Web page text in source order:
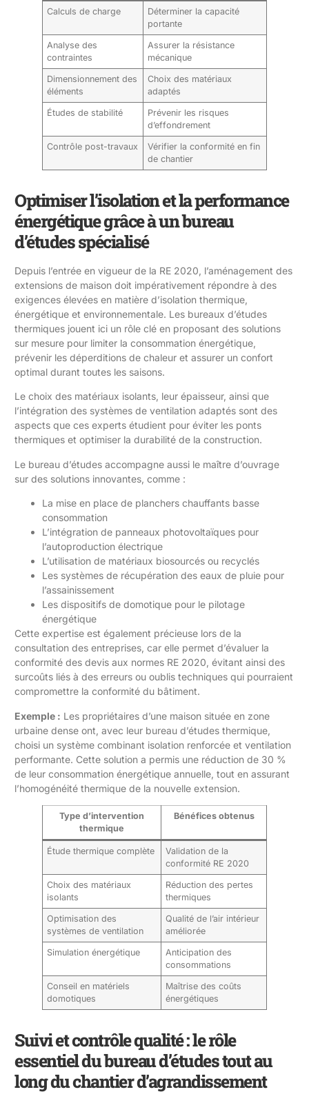
Calculs de charge
Déterminer la capacité
portante
Analyse des
contraintes
Assurer la résistance
mécanique
Dimensionnement des
éléments
Choix des matériaux
adaptés
Études de stabilité
Prévenir les risques
d’effondrement
Contrôle post-travaux
Vérifier la conformité en fin
de chantier
Optimiser l’isolation et la performance
énergétique grâce à un bureau
d’études spécialisé
Depuis l’entrée en vigueur de la RE 2020, l’aménagement des
extensions de maison doit impérativement répondre à des
exigences élevées en matière d’isolation thermique,
énergétique et environnementale. Les bureaux d’études
thermiques jouent ici un rôle clé en proposant des solutions
sur mesure pour limiter la consommation énergétique,
prévenir les déperditions de chaleur et assurer un confort
optimal durant toutes les saisons.
Le choix des matériaux isolants, leur épaisseur, ainsi que
l’intégration des systèmes de ventilation adaptés sont des
aspects que ces experts étudient pour éviter les ponts
thermiques et optimiser la durabilité de la construction.
Le bureau d’études accompagne aussi le maître d’ouvrage
sur des solutions innovantes, comme :
La mise en place de planchers chauffants basse
consommation
L’intégration de panneaux photovoltaïques pour
l’autoproduction électrique
L’utilisation de matériaux biosourcés ou recyclés
Les systèmes de récupération des eaux de pluie pour
l’assainissement
Les dispositifs de domotique pour le pilotage
énergétique
Cette expertise est également précieuse lors de la
consultation des entreprises, car elle permet d’évaluer la
conformité des devis aux normes RE 2020, évitant ainsi des
surcoûts liés à des erreurs ou oublis techniques qui pourraient
compromettre la conformité du bâtiment.
Exemple : Les propriétaires d’une maison située en zone
urbaine dense ont, avec leur bureau d’études thermique,
choisi un système combinant isolation renforcée et ventilation
performante. Cette solution a permis une réduction de 30 %
de leur consommation énergétique annuelle, tout en assurant
l’homogénéité thermique de la nouvelle extension.
Type d’intervention
thermique
Bénéfices obtenus
Étude thermique complète
Validation de la
conformité RE 2020
Choix des matériaux
isolants
Réduction des pertes
thermiques
Optimisation des
systèmes de ventilation
Qualité de l’air intérieur
améliorée
Simulation énergétique
Anticipation des
consommations
Conseil en matériels
domotiques
Maîtrise des coûts
énergétiques
Suivi et contrôle qualité : le rôle
essentiel du bureau d’études tout au
long du chantier d’agrandissement